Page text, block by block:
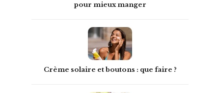
pour mieux manger
Crème solaire et boutons : que faire ?